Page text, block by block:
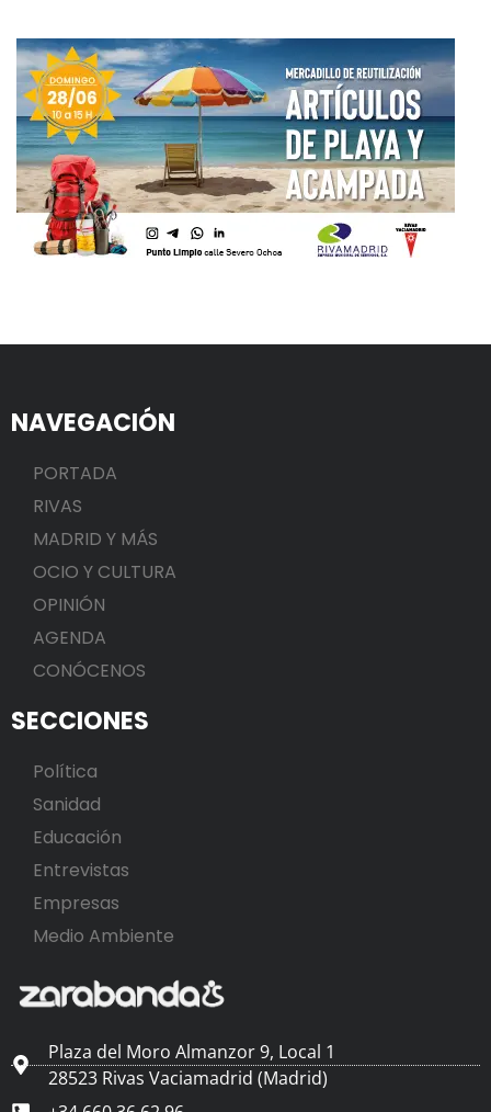
NAVEGACIÓN
PORTADA
RIVAS
MADRID Y MÁS
OCIO Y CULTURA
OPINIÓN
AGENDA
CONÓCENOS
SECCIONES
Política
Sanidad
Educación
Entrevistas
Empresas
Medio Ambiente
Plaza del Moro Almanzor 9, Local 1
28523 Rivas Vaciamadrid (Madrid)